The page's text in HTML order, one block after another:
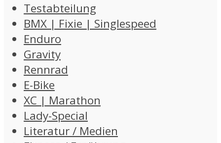
Testabteilung
BMX | Fixie | Singlespeed
Enduro
Gravity
Rennrad
E-Bike
XC | Marathon
Lady-Special
Literatur / Medien